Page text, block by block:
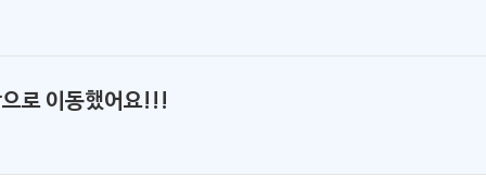
로 이동했어요!!!